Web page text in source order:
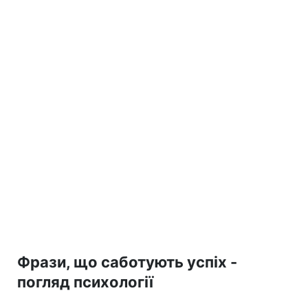
Фрази, що саботують успіх -
погляд психології